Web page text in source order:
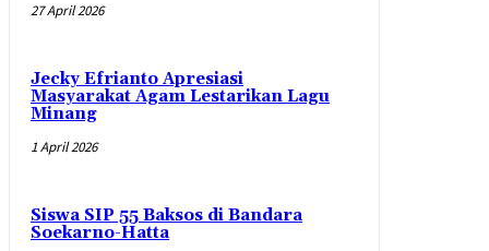
27 April 2026
Jecky Efrianto Apresiasi
Masyarakat Agam Lestarikan Lagu
Minang
1 April 2026
Siswa SIP 55 Baksos di Bandara
Soekarno-Hatta